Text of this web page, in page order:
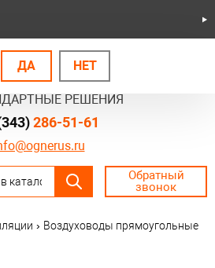
СИСТЕМЫ
РЕШЕНИЯ
ДА НЕТ
286-51-61
Обратный
звонок
› Воздуховоды прямоугольные